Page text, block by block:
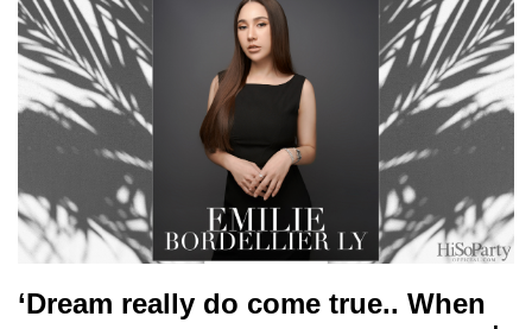
‘Dream really do come true.. When